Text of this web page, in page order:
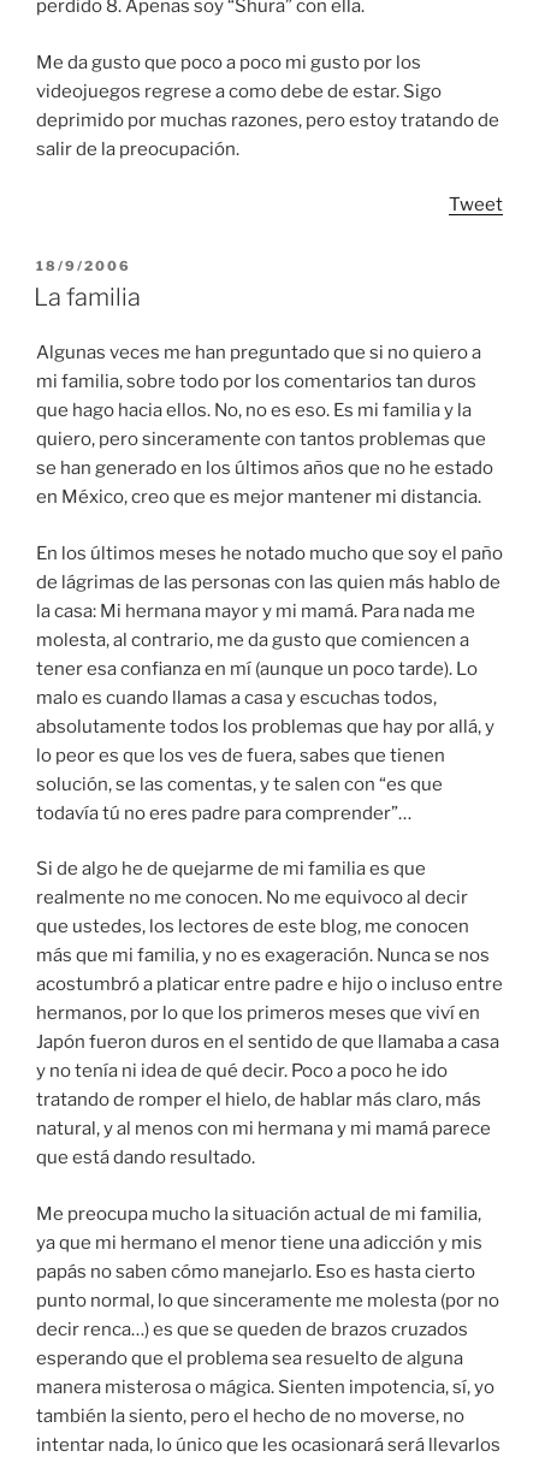
perdido 8. Apenas soy “Shura” con ella.
Me da gusto que poco a poco mi gusto por los
videojuegos regrese a como debe de estar. Sigo
deprimido por muchas razones, pero estoy tratando de
salir de la preocupación.
Tweet
POSTED
ON
18/9/2006
La familia
Algunas veces me han preguntado que si no quiero a
mi familia, sobre todo por los comentarios tan duros
que hago hacia ellos. No, no es eso. Es mi familia y la
quiero, pero sinceramente con tantos problemas que
se han generado en los últimos años que no he estado
en México, creo que es mejor mantener mi distancia.
En los últimos meses he notado mucho que soy el paño
de lágrimas de las personas con las quien más hablo de
la casa: Mi hermana mayor y mi mamá. Para nada me
molesta, al contrario, me da gusto que comiencen a
tener esa confianza en mí (aunque un poco tarde). Lo
malo es cuando llamas a casa y escuchas todos,
absolutamente todos los problemas que hay por allá, y
lo peor es que los ves de fuera, sabes que tienen
solución, se las comentas, y te salen con “es que
todavía tú no eres padre para comprender”…
Si de algo he de quejarme de mi familia es que
realmente no me conocen. No me equivoco al decir
que ustedes, los lectores de este blog, me conocen
más que mi familia, y no es exageración. Nunca se nos
acostumbró a platicar entre padre e hijo o incluso entre
hermanos, por lo que los primeros meses que viví en
Japón fueron duros en el sentido de que llamaba a casa
y no tenía ni idea de qué decir. Poco a poco he ido
tratando de romper el hielo, de hablar más claro, más
natural, y al menos con mi hermana y mi mamá parece
que está dando resultado.
Me preocupa mucho la situación actual de mi familia,
ya que mi hermano el menor tiene una adicción y mis
papás no saben cómo manejarlo. Eso es hasta cierto
punto normal, lo que sinceramente me molesta (por no
decir renca…) es que se queden de brazos cruzados
esperando que el problema sea resuelto de alguna
manera misterosa o mágica. Sienten impotencia, sí, yo
también la siento, pero el hecho de no moverse, no
intentar nada, lo único que les ocasionará será llevarlos